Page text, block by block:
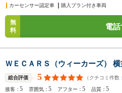
カーセンサー認定車
購入プラン付き車両
無
料
電
ＷＥＣＡＲＳ（ウィーカーズ）
総合評価 5 （クチコミ件数：
接客：5 雰囲気：5 アフター：5 品質：5